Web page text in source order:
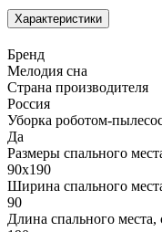
Характеристики
Бренд
Мелодия сна
Страна производителя
Россия
Уборка роботом-
Да
Размеры спального
90х190
Ширина спального
90
Длина спального места,